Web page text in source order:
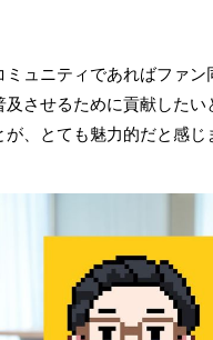
ュニティであればファ
させるために貢献した
、とても魅力的だと感じ